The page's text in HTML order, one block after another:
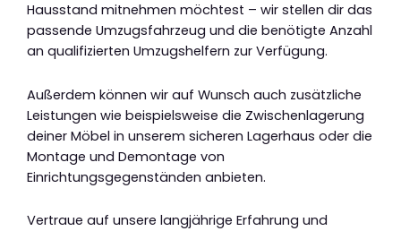
Hausstand mitnehmen möchtest – wir stellen dir das
passende Umzugsfahrzeug und die benötigte Anzahl
an qualifizierten Umzugshelfern zur Verfügung.
Außerdem können wir auf Wunsch auch zusätzliche
Leistungen wie beispielsweise die Zwischenlagerung
deiner Möbel in unserem sicheren Lagerhaus oder die
Montage und Demontage von
Einrichtungsgegenständen anbieten.
Vertraue auf unsere langjährige Erfahrung und